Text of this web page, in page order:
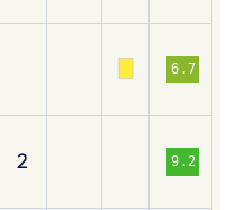
6.7
2 9.2